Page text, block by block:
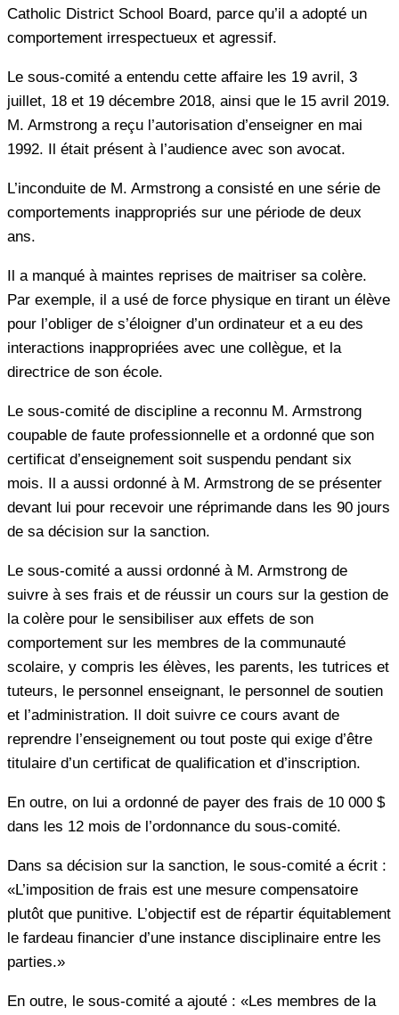
Catholic District School Board, parce qu’il a adopté un
comportement irrespectueux et agressif.
Le sous-comité a entendu cette affaire les 19 avril, 3
juillet, 18 et 19 décembre 2018, ainsi que le 15 avril 2019.
M. Armstrong a reçu l’autorisation d’enseigner en mai
1992. Il était présent à l’audience avec son avocat.
L’inconduite de M. Armstrong a consisté en une série de
comportements inappropriés sur une période de deux
ans.
Il a manqué à maintes reprises de maitriser sa colère.
Par exemple, il a usé de force physique en tirant un élève
pour l’obliger de s’éloigner d’un ordinateur et a eu des
interactions inappropriées avec une collègue, et la
directrice de son école.
Le sous-comité de discipline a reconnu M. Armstrong
coupable de faute professionnelle et a ordonné que son
certificat d’enseignement soit suspendu pendant six
mois. Il a aussi ordonné à M. Armstrong de se présenter
devant lui pour recevoir une réprimande dans les 90 jours
de sa décision sur la sanction.
Le sous-comité a aussi ordonné à M. Armstrong de
suivre à ses frais et de réussir un cours sur la gestion de
la colère pour le sensibiliser aux effets de son
comportement sur les membres de la communauté
scolaire, y compris les élèves, les parents, les tutrices et
tuteurs, le personnel enseignant, le personnel de soutien
et l’administration. Il doit suivre ce cours avant de
reprendre l’enseignement ou tout poste qui exige d’être
titulaire d’un certificat de qualification et d’inscription.
En outre, on lui a ordonné de payer des frais de 10 000 $
dans les 12 mois de l’ordonnance du sous-comité.
Dans sa décision sur la sanction, le sous-comité a écrit :
«L’imposition de frais est une mesure compensatoire
plutôt que punitive. L’objectif est de répartir équitablement
le fardeau financier d’une instance disciplinaire entre les
parties.»
En outre, le sous-comité a ajouté : «Les membres de la